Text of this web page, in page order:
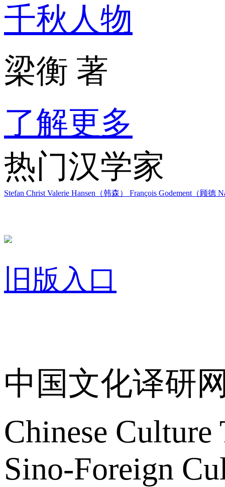
千秋人物
梁衡 著
了解更多
热门汉学家
Stefan Christ Valerie Hansen（韩森） François Godement（顾德
旧版入口
中国文化译研
Chinese
Sino-Foreign